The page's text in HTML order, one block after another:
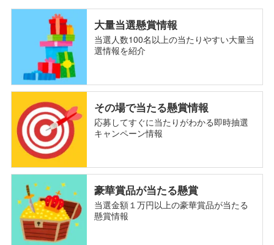
大量当選懸賞情報
当選人数100名以上の当たりやすい大量当
選情報を紹介
その場で当たる懸賞情報
応募してすぐに当たりがわかる即時抽選
キャンペーン情報
豪華賞品が当たる懸賞
当選金額１万円以上の豪華賞品が当たる
懸賞情報